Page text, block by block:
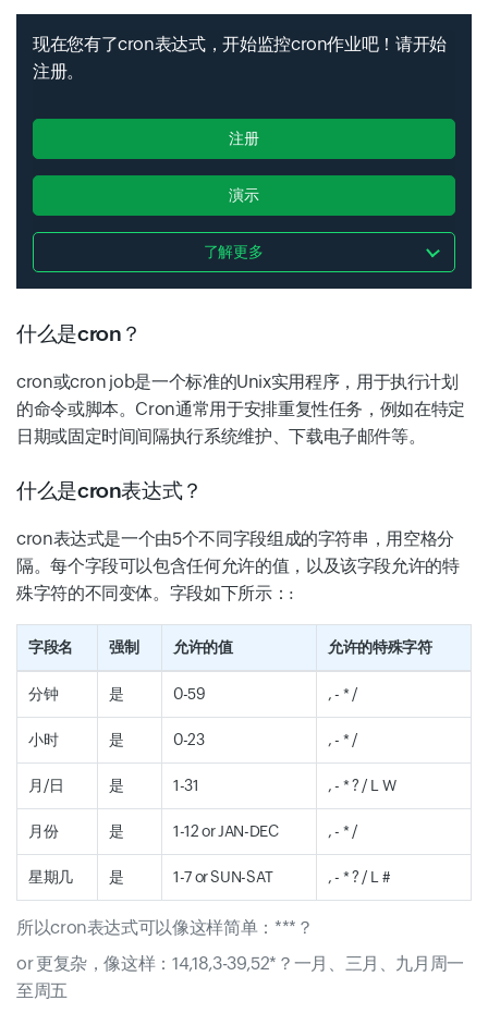
现在您有了cron表达式，开始监控cron作业吧！请开始
注册。
注册
演示
了解更多
什么是cron？
cron或cron job是一个标准的Unix实用程序，用于执行计划
的命令或脚本。Cron通常用于安排重复性任务，例如在特定
日期或固定时间间隔执行系统维护、下载电子邮件等。
什么是cron表达式？
cron表达式是一个由5个不同字段组成的字符串，用空格分
隔。每个字段可以包含任何允许的值，以及该字段允许的特
殊字符的不同变体。字段如下所示：:
所以cron表达式可以像这样简单：***？
or 更复杂，像这样：14,18,3-39,52*？一月、三月、九月周一
至周五
字段名 强制 允许的值 允许的特殊字符
分钟 是 0-59 , - * /
小时 是 0-23 , - * /
月/日 是 1-31 , - * ? / L W
月份 是 1-12 or JAN-DEC , - * /
星期几 是 1-7 or SUN-SAT , - * ? / L #